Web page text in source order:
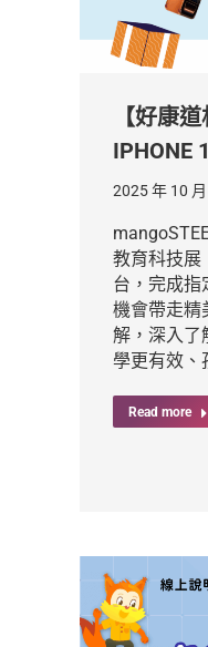
【好康
IPHONE
2025 年 10 月
教育科技展
台，完成指
機會帶走精
解，深入了
學更有效、
Read more